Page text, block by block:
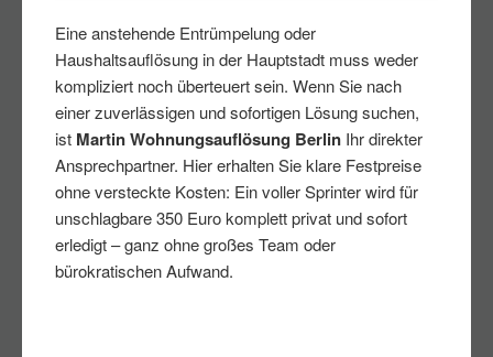
Eine anstehende Entrümpelung oder
Haushaltsauflösung in der Hauptstadt muss weder
kompliziert noch überteuert sein. Wenn Sie nach
einer zuverlässigen und sofortigen Lösung suchen,
ist Martin Wohnungsauflösung Berlin Ihr direkter
Ansprechpartner. Hier erhalten Sie klare Festpreise
ohne versteckte Kosten: Ein voller Sprinter wird für
unschlagbare 350 Euro komplett privat und sofort
erledigt – ganz ohne großes Team oder
bürokratischen Aufwand.